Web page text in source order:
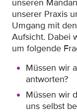
unseren
unserer Praxis
Umgang mit
Aufsicht. Dabei
um folgende
Müssen wir
antworten?
Müssen wir
uns selbst